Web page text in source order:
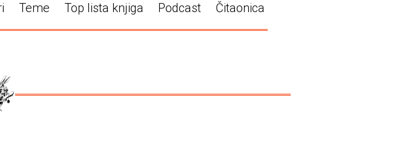
Teme Top lista knjiga Podcast Čitaonica